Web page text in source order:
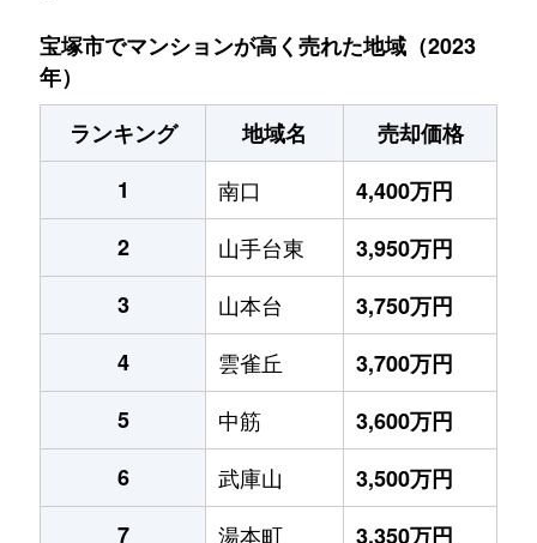
宝塚市でマンションが高く売れた地域（2023
年）
ランキング
地域名
売却価格
1
南口
4,400万円
2
山手台東
3,950万円
3
山本台
3,750万円
4
雲雀丘
3,700万円
5
中筋
3,600万円
6
武庫山
3,500万円
7
湯本町
3,350万円